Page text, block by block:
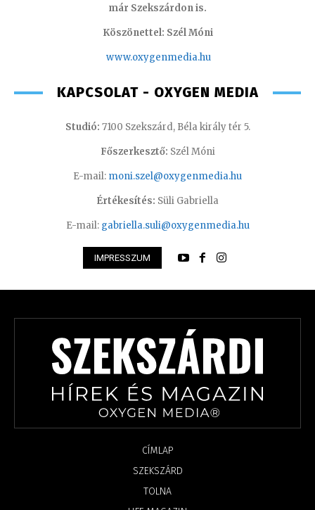
már Szekszárdon is.
Köszönettel: Szél Móni
www.oxygenmedia.hu
KAPCSOLAT - OXYGEN MEDIA
Studió: 7100 Szekszárd, Béla király tér 5.
Főszerkesztő: Szél Móni
E-mail: moni.szel@oxygenmedia.hu
Értékesítés: Süli Gabriella
E-mail: gabriella.suli@oxygenmedia.hu
IMPRESSZUM
CÍMLAP
SZEKSZÁRD
TOLNA